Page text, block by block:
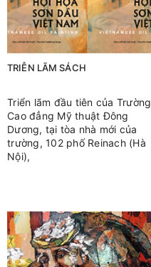
TRIỄN LÃM SÁCH
Triển lãm đầu tiên của Trường
Cao đẳng Mỹ thuật Đông
Dương, tại tòa nhà mới của
trường, 102 phố Reinach (Hà
Nội),